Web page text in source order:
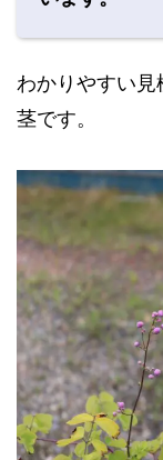
わかりやすい見
茎です。